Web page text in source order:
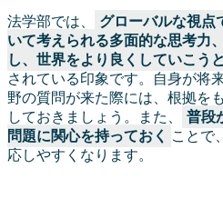
法学部では、
グローバルな視点
いて考えられる多面的な思考力
し、世界をより良くしていこう
されている印象です。自身が将
野の質問が来た際には、根拠を
しておきましょう。また、
普段
問題に関心を持っておく
ことで
応しやすくなります。